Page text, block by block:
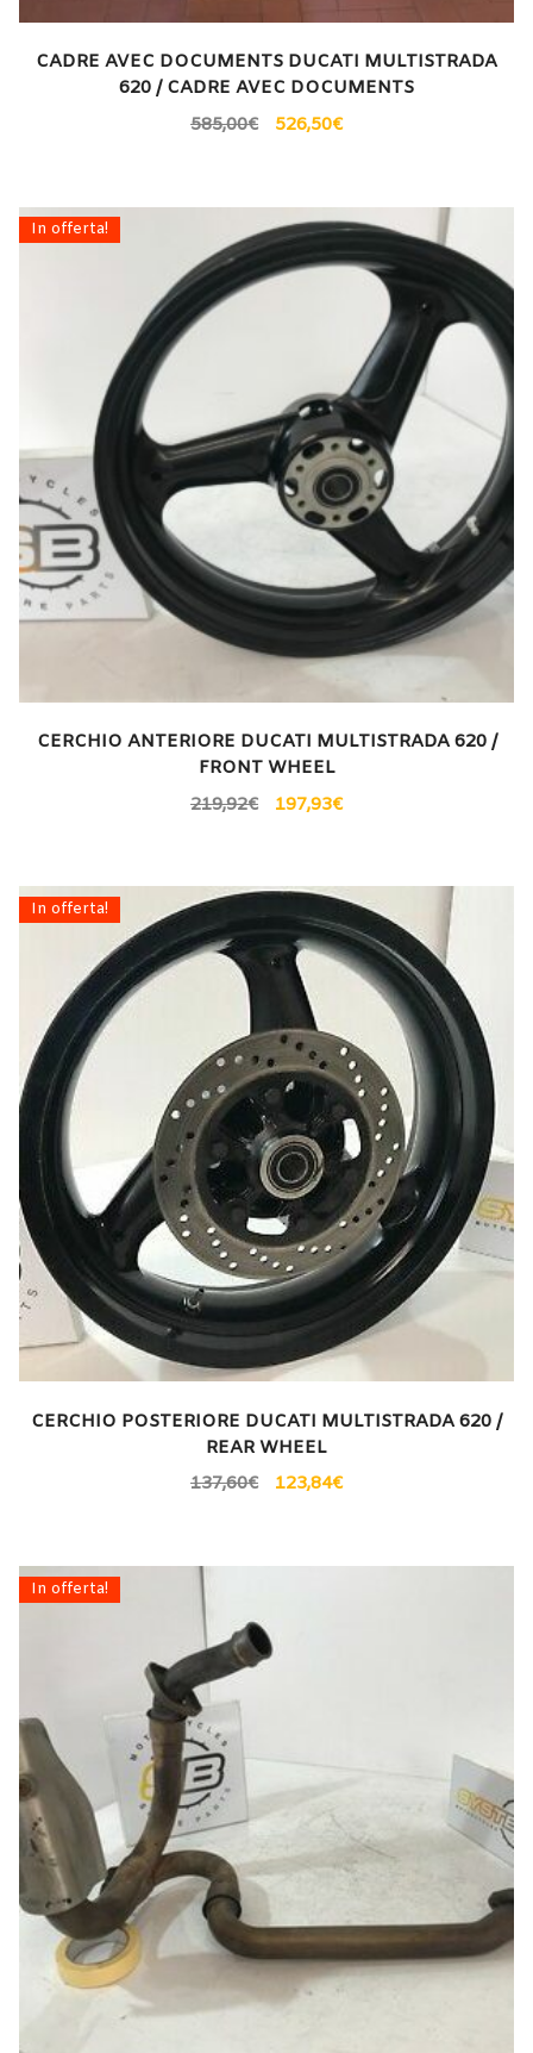
CADRE AVEC DOCUMENTS DUCATI MULTISTRADA
620 / CADRE AVEC DOCUMENTS
585,00€ 526,50€
In offerta!
CERCHIO ANTERIORE DUCATI MULTISTRADA 620 /
FRONT WHEEL
219,92€ 197,93€
In offerta!
CERCHIO POSTERIORE DUCATI MULTISTRADA 620 /
REAR WHEEL
137,60€ 123,84€
In offerta!